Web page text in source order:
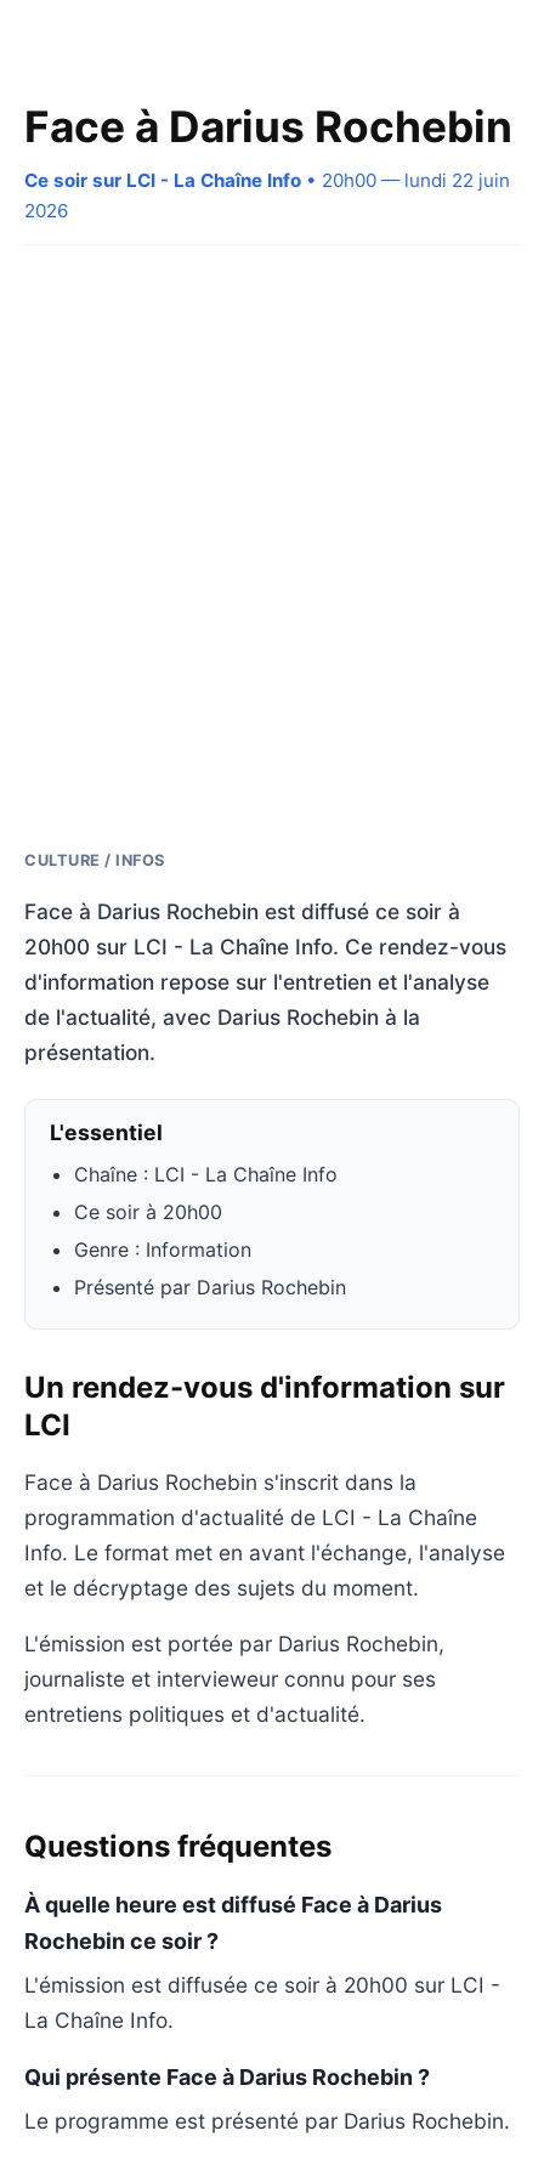
Face à Darius Rochebin
Ce soir sur LCI - La Chaîne Info • 20h00 — lundi 22 juin
2026
CULTURE / INFOS
Face à Darius Rochebin est diffusé ce soir à
20h00 sur LCI - La Chaîne Info. Ce rendez-vous
d'information repose sur l'entretien et l'analyse
de l'actualité, avec Darius Rochebin à la
présentation.
L'essentiel
Chaîne : LCI - La Chaîne Info
Ce soir à 20h00
Genre : Information
Présenté par Darius Rochebin
Un rendez-vous d'information sur
LCI
Face à Darius Rochebin s'inscrit dans la
programmation d'actualité de LCI - La Chaîne
Info. Le format met en avant l'échange, l'analyse
et le décryptage des sujets du moment.
L'émission est portée par Darius Rochebin,
journaliste et intervieweur connu pour ses
entretiens politiques et d'actualité.
Questions fréquentes
À quelle heure est diffusé Face à Darius
Rochebin ce soir ?
L'émission est diffusée ce soir à 20h00 sur LCI -
La Chaîne Info.
Qui présente Face à Darius Rochebin ?
Le programme est présenté par Darius Rochebin.